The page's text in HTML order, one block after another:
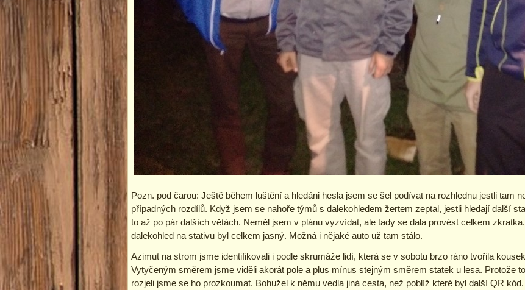
Pozn. pod čarou: Ještě během luštění a hledáni hesla jsem se šel podívat na rozhlednu jestli tam
případných rozdílů. Když jsem se nahoře týmů s dalekohledem žertem zeptal, jestli hledají další
to až po pár dalších větách. Neměl jsem v plánu vyzvídat, ale tady se dala provést celkem
dalekohled na stativu byl celkem jasný. Možná i nějaké auto už tam stálo.
Azimut na strom jsme identifikovali i podle skrumáže lidí, která se v sobotu brzo ráno tvořila
Vytyčeným směrem jsme viděli akorát pole a plus mínus stejným směrem statek u lesa. Protože
rozjeli jsme se ho prozkoumat. Bohužel k němu vedla jiná cesta, než poblíž které byl další QR